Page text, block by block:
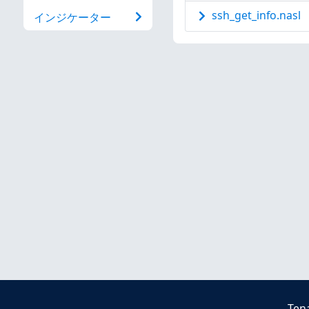
インジケーター ssh_get_info.nasl